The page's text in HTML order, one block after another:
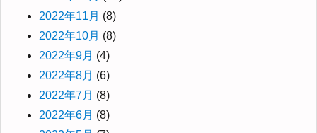
2022年11月 (8)
2022年10月 (8)
2022年9月 (4)
2022年8月 (6)
2022年7月 (8)
2022年6月 (8)